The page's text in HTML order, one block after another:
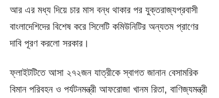
আর এর মধ্য দিয়ে চার মাস বন্ধ থাকার পর যুক্তরাজ্যপ্রবাসী
বাংলাদেশিদের বিশেষ করে সিলেটি কমিউনিটির অন্যতম প্রাণের
দাবি পূরণ করলো সরকার।
ফ্লাইটটিতে আসা ২৭২জন যাত্রীকে স্বাগত জানান বেসামরিক
বিমান পরিবহন ও পর্যটনমন্ত্রী আফরোজা খানম রিতা, বাণিজ্যমন্ত্রী